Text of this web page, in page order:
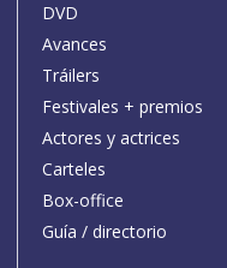
DVD
Avances
Tráilers
Festivales + premios
Actores y actrices
Carteles
Box-office
Guía / directorio